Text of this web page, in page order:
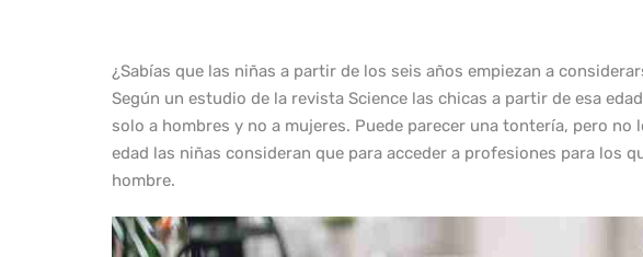
¿Sabías que las niñas a partir de los seis años empiezan a
Según un estudio de la revista Science las chicas a partir de esa
solo a hombres y no a mujeres. Puede parecer una tontería, pero no
edad las niñas consideran que para acceder a profesiones para los
hombre.